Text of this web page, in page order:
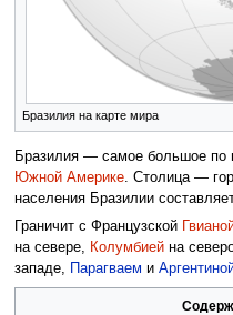
Бразилия на карте мира
Бразилия — самое большое по
Южной Америке. Столица —
населения Бразилии
Граничит с Французской
на севере, Колумбиейна
западе,
Парагваем и